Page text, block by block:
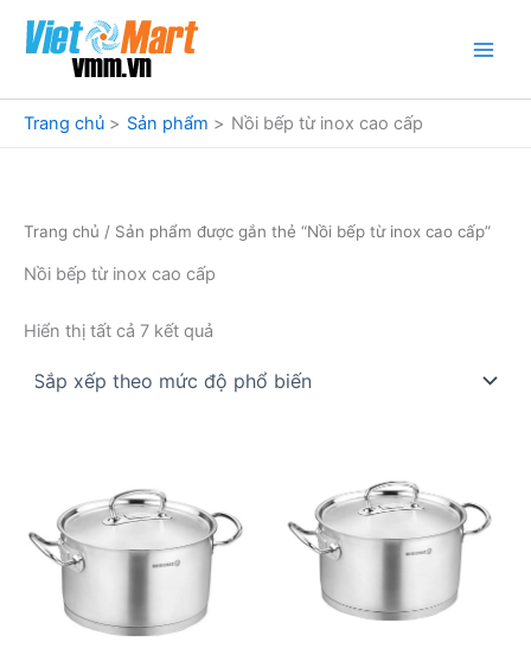
dung
Trang chủ
Sản phẩm Nồi bếp từ inox cao cấp
Trang chủ / Sản phẩm được gắn thẻ “Nồi bếp từ inox cao cấp”
Nồi bếp từ inox cao cấp
Hiển thị tất cả 7 kết quả
theo
mức